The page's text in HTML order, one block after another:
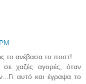
το ανέβασα το ποστ!
σε χαζές αγορές, όταν
αυτό και έγραψα το